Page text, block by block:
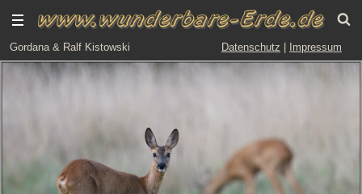
Gordana & Ralf Kistowski Datenschutz Impressum